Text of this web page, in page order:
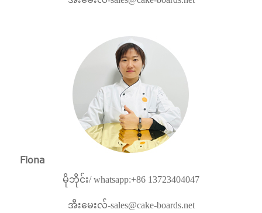
Fiona
မိုဘိုင်း/ whatsapp:+86 13723404047
အီးမေးလ်-sales@cake-boards.net